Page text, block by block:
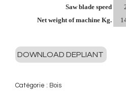
Saw blade speed
Net weight of machine Kg.
DOWNLOAD DEPLIANT
Catégorie : Bois